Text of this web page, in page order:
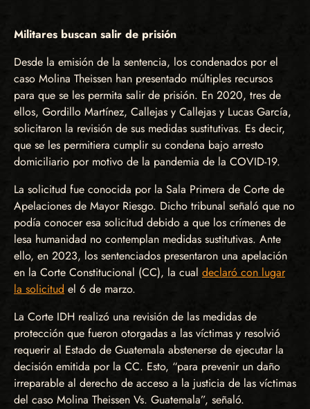
Militares buscan salir de prisión
Desde la emisión de la sentencia, los condenados por el
caso Molina Theissen han presentado múltiples recursos
para que se les permita salir de prisión. En 2020, tres de
ellos, Gordillo Martínez, Callejas y Callejas y Lucas García,
solicitaron la revisión de sus medidas sustitutivas. Es decir,
que se les permitiera cumplir su condena bajo arresto
domiciliario por motivo de la pandemia de la COVID-19.
La solicitud fue conocida por la Sala Primera de Corte de
Apelaciones de Mayor Riesgo. Dicho tribunal señaló que no
podía conocer esa solicitud debido a que los crímenes de
lesa humanidad no contemplan medidas sustitutivas. Ante
ello, en 2023, los sentenciados presentaron una apelación
en la Corte Constitucional (CC), la cual declaró con lugar
la solicitud el 6 de marzo.
La Corte IDH realizó una revisión de las medidas de
protección que fueron otorgadas a las víctimas y resolvió
requerir al Estado de Guatemala abstenerse de ejecutar la
decisión emitida por la CC. Esto, “para prevenir un daño
irreparable al derecho de acceso a la justicia de las víctimas
del caso Molina Theissen Vs. Guatemala”, señaló.